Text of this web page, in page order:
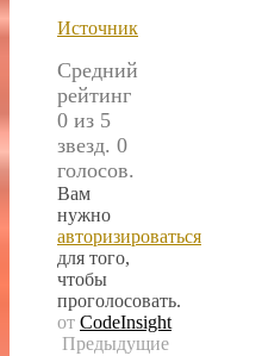
Источник
Средний
рейтинг
0 из 5
звезд. 0
голосов.
Вам
нужно
авторизироваться
для того,
чтобы
проголосовать.
от CodeInsight
Предыдущие